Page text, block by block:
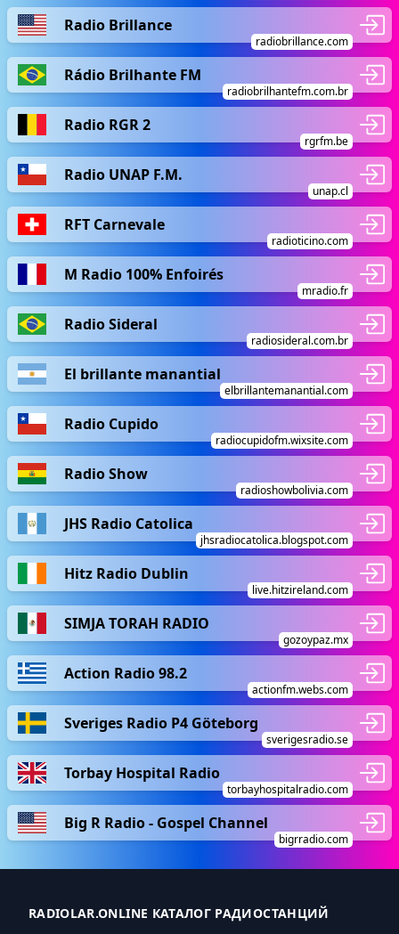
Radio Brillance
radiobrillance.com
Rádio Brilhante FM
radiobrilhantefm.com.br
Radio RGR 2
rgrfm.be
Radio UNAP F.M.
unap.cl
RFT Carnevale
radioticino.com
M Radio 100% Enfoirés
mradio.fr
Radio Sideral
radiosideral.com.br
El brillante manantial
elbrillantemanantial.com
Radio Cupido
radiocupidofm.wixsite.com
Radio Show
radioshowbolivia.com
JHS Radio Catolica
jhsradiocatolica.blogspot.com
Hitz Radio Dublin
live.hitzireland.com
SIMJA TORAH RADIO
gozoypaz.mx
Action Radio 98.2
actionfm.webs.com
Sveriges Radio P4 Göteborg
sverigesradio.se
Torbay Hospital Radio
torbayhospitalradio.com
Big R Radio - Gospel Channel
bigrradio.com
RADIOLAR.ONLINE КАТАЛОГ РАДИОСТАНЦИЙ